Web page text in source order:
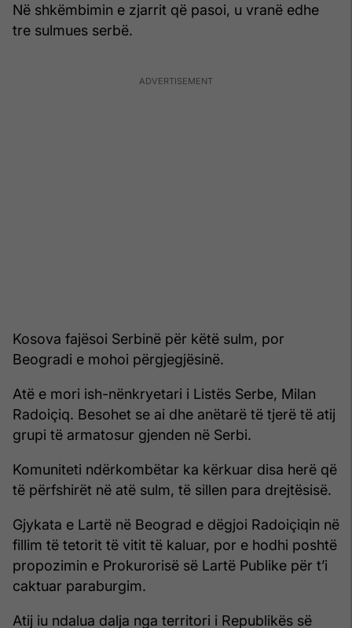
Në shkëmbimin e zjarrit që pasoi, u vranë edhe
tre sulmues serbë.
Kosova fajësoi Serbinë për këtë sulm, por
Beogradi e mohoi përgjegjësinë.
Atë e mori ish-nënkryetari i Listës Serbe, Milan
Radoiçiq. Besohet se ai dhe anëtarë të tjerë të atij
grupi të armatosur gjenden në Serbi.
Komuniteti ndërkombëtar ka kërkuar disa herë që
të përfshirët në atë sulm, të sillen para drejtësisë.
Gjykata e Lartë në Beograd e dëgjoi Radoiçiqin në
fillim të tetorit të vitit të kaluar, por e hodhi poshtë
propozimin e Prokurorisë së Lartë Publike për t’i
caktuar paraburgim.
Atij iu ndalua dalja nga territori i Republikës së